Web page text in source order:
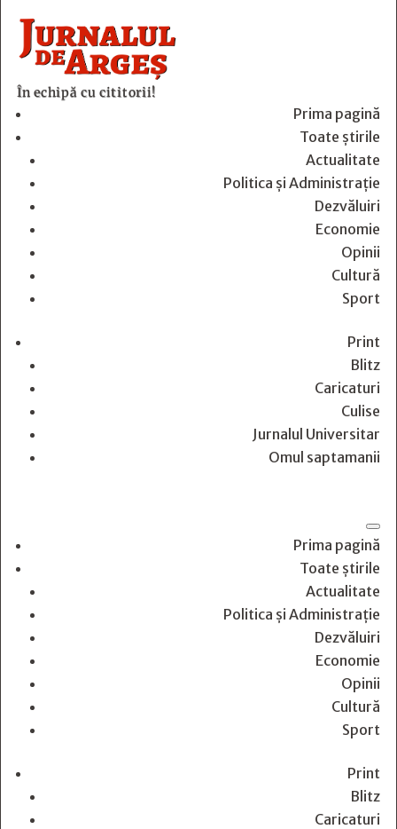
În echipă cu cititorii!
Prima pagină
Toate știrile
Actualitate
Politica și Administrație
Dezvăluiri
Economie
Opinii
Cultură
Sport
Print
Blitz
Caricaturi
Culise
Jurnalul Universitar
Omul saptamanii
Prima pagină
Toate știrile
Actualitate
Politica și Administrație
Dezvăluiri
Economie
Opinii
Cultură
Sport
Print
Blitz
Caricaturi